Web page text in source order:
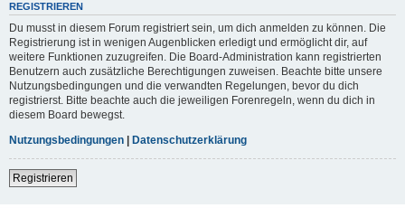
REGISTRIEREN
Du musst in diesem Forum registriert sein, um dich anmelden zu können. Die
Registrierung ist in wenigen Augenblicken erledigt und ermöglicht dir, auf
weitere Funktionen zuzugreifen. Die Board-Administration kann registrierten
Benutzern auch zusätzliche Berechtigungen zuweisen. Beachte bitte unsere
Nutzungsbedingungen und die verwandten Regelungen, bevor du dich
registrierst. Bitte beachte auch die jeweiligen Forenregeln, wenn du dich in
diesem Board bewegst.
Nutzungsbedingungen | Datenschutzerklärung
Registrieren